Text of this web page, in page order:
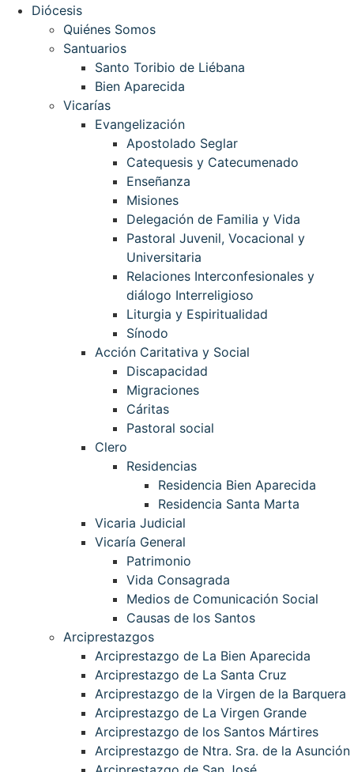
Diócesis
Quiénes Somos
Santuarios
Santo Toribio de Liébana
Bien Aparecida
Vicarías
Evangelización
Apostolado Seglar
Catequesis y Catecumenado
Enseñanza
Misiones
Delegación de Familia y Vida
Pastoral Juvenil, Vocacional y
Universitaria
Relaciones Interconfesionales y
diálogo Interreligioso
Liturgia y Espiritualidad
Sínodo
Acción Caritativa y Social
Discapacidad
Migraciones
Cáritas
Pastoral social
Clero
Residencias
Residencia Bien Aparecida
Residencia Santa Marta
Vicaria Judicial
Vicaría General
Patrimonio
Vida Consagrada
Medios de Comunicación Social
Causas de los Santos
Arciprestazgos
Arciprestazgo de La Bien Aparecida
Arciprestazgo de La Santa Cruz
Arciprestazgo de la Virgen de la Barquera
Arciprestazgo de La Virgen Grande
Arciprestazgo de los Santos Mártires
Arciprestazgo de Ntra. Sra. de la Asunción